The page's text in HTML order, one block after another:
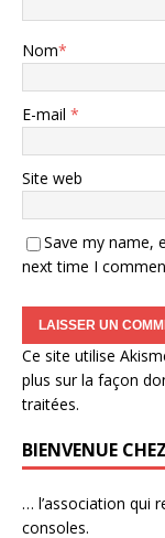
Nom*
E-mail *
Site web
Save my name,
next time I
Ce site utilise
plus sur la façon
traitées.
BIENVENUE
… l’association qui
consoles.